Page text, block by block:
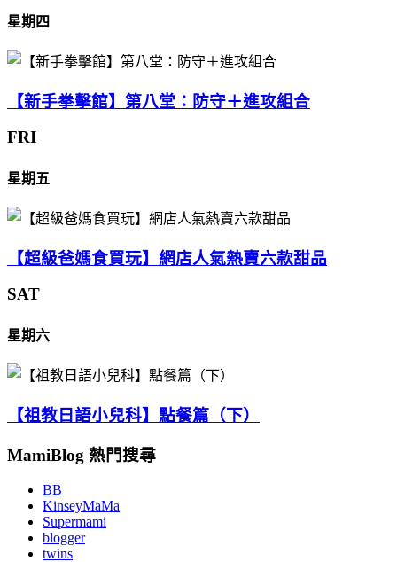
星期四
【新手拳擊館】第八堂：防守＋進攻組合
FRI
星期五
【超級爸媽食買玩】網店人氣熱賣六款甜品
SAT
星期六
【祖教日語小兒科】點餐篇（下）
MamiBlog 熱門搜尋
BB
KinseyMaMa
Supermami
blogger
twins